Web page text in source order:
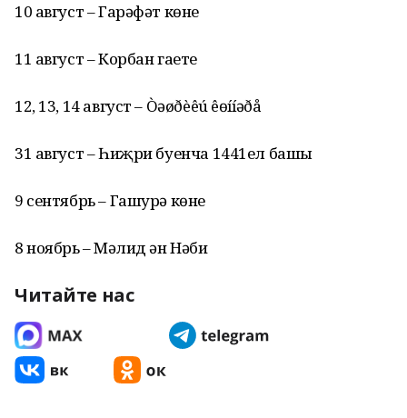
10 август – Гарәфәт көне
11 август – Корбан гаете
12, 13, 14 август – Òәøðèêú êөííәðå
31 август – Һиҗри буенча 1441ел башы
9 сентябрь – Гашурә көне
8 ноябрь – Мәүлид ән Нәби
Читайте нас